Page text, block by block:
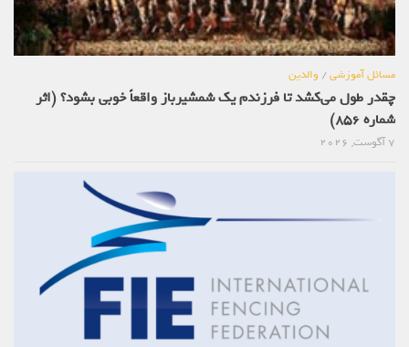
مسائل آموزشی/والدین
چقدر طول می‌کشد تا فرزندم یک شمشیرباز واقعاً خوبی بشود؟ (اثر
شماره 856)